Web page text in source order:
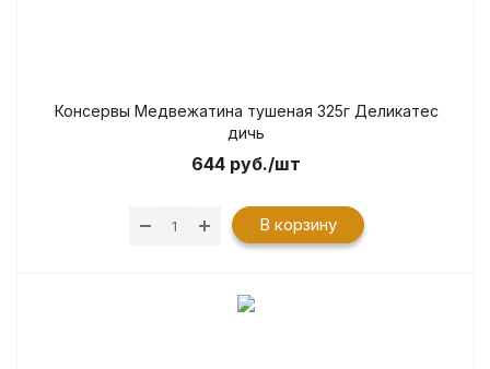
Консервы Медвежатина тушеная 325г Деликатес
дичь
644 руб./шт
В корзину